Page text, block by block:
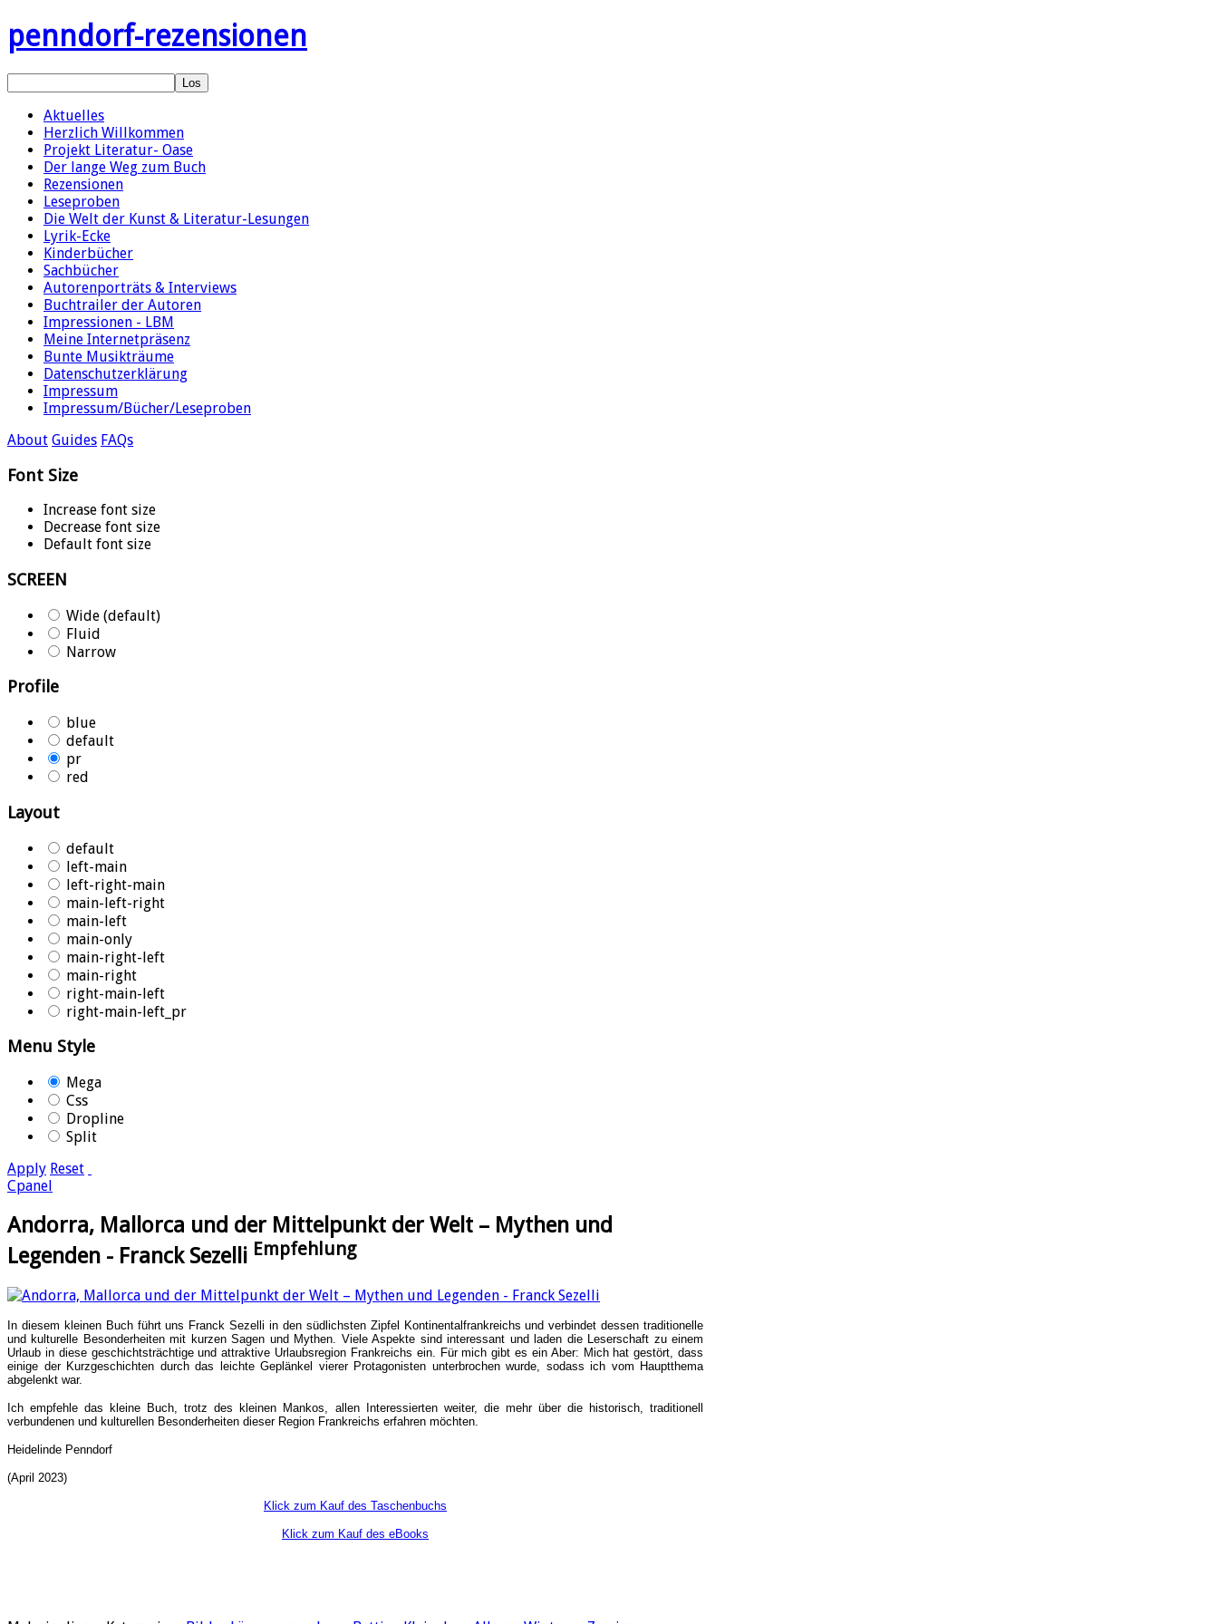
penndorf-rezensionen
Aktuelles
Herzlich Willkommen
Projekt Literatur- Oase
Der lange Weg zum Buch
Rezensionen
Leseproben
Die Welt der Kunst & Literatur-Lesungen
Lyrik-Ecke
Kinderbücher
Sachbücher
Autorenporträts & Interviews
Buchtrailer der Autoren
Impressionen - LBM
Meine Internetpräsenz
Bunte Musikträume
Datenschutzerklärung
Impressum
Impressum/Bücher/Leseproben
About Guides FAQs
Font Size
Increase font size
Decrease font size
Default font size
SCREEN
Wide (default)
Fluid
Narrow
Profile
blue
default
pr
red
Layout
default
left-main
left-right-main
main-left-right
main-left
main-only
main-right-left
main-right
right-main-left
right-main-left_pr
Menu Style
Mega
Css
Dropline
Split
Apply Reset
Cpanel
Andorra, Mallorca und der Mittelpunkt der Welt – Mythen und
Legenden - Franck Sezelli Empfehlung
In diesem kleinen Buch führt uns Franck Sezelli in den südlichsten Zipfel Kontinentalfrankreichs und verbindet dessen traditionelle
und kulturelle Besonderheiten mit kurzen Sagen und Mythen. Viele Aspekte sind interessant und laden die Leserschaft zu einem
Urlaub in diese geschichtsträchtige und attraktive Urlaubsregion Frankreichs ein.
Für mich gibt es ein Aber: Mich hat gestört, dass
einige der Kurzgeschichten durch das leichte Geplänkel vierer Protagonisten unterbrochen wurde, sodass ich vom Hauptthema
abgelenkt war.
Ich empfehle das kleine Buch, trotz des kleinen Mankos, allen Interessierten weiter, die mehr über die historisch, traditionell
verbundenen und kulturellen Besonderheiten dieser Region Frankreichs erfahren möchten.
Heidelinde Penndorf
(April 2023)
Klick zum Kauf des Taschenbuchs
Klick zum Kauf des eBooks